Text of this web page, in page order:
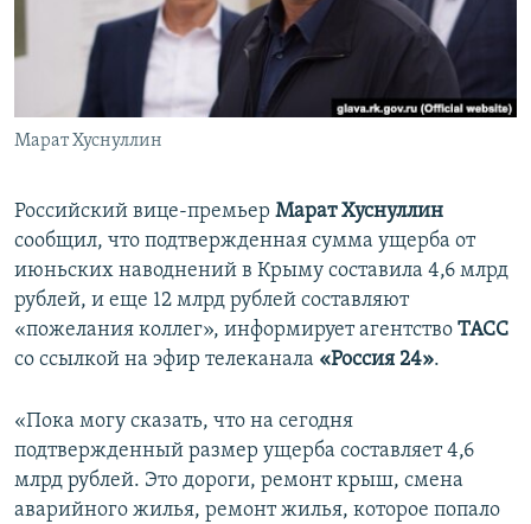
ПОБЕДИТЕЛЕЙ НЕ СУДЯТ?
КРЫМ.НЕПОКОРЕННЫЙ
ELIFBE
УКРАИНСКАЯ ПРОБЛЕМА КРЫМА
ПРИСОЕДИНЯЙТЕСЬ!
Марат Хуснуллин
Российский вице-премьер Марат Хуснуллин
сообщил, что подтвержденная сумма ущерба от
июньских наводнений в Крыму составила 4,6 млрд
рублей, и еще 12 млрд рублей составляют
«пожелания коллег», информирует агентство ТАСС
со ссылкой на эфир телеканала «Россия 24».
«Пока могу сказать, что на сегодня
подтвержденный размер ущерба составляет 4,6
млрд рублей. Это дороги, ремонт крыш, смена
аварийного жилья, ремонт жилья, которое попало